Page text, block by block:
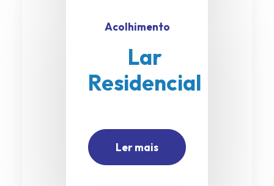
Acolhimento
Lar
Residencial
Ler mais